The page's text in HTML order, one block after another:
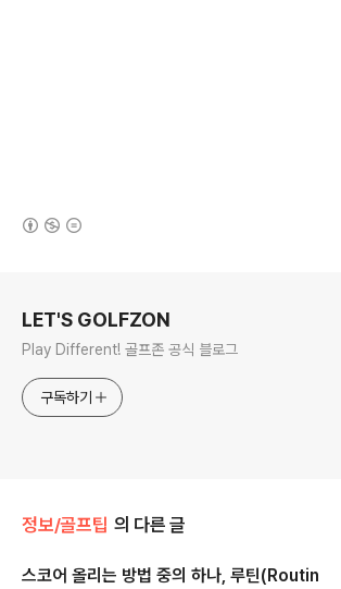
LET'S GOLFZON
Play Different! 골프존 공식 블로그
구독하기
정보/골프팁 의 다른 글
스코어 올리는 방법 중의 하나, 루틴(Routin